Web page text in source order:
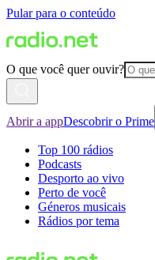
Pular para o conteúdo
O que você quer ouvir?
Abrir a appDescobrir o Prime
Top 100 rádios
Podcasts
Desporto ao vivo
Perto de você
Géneros musicais
Rádios por tema